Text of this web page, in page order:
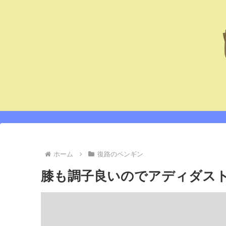
ホーム 復路のペンギン
膝も調子良いのでアディダス